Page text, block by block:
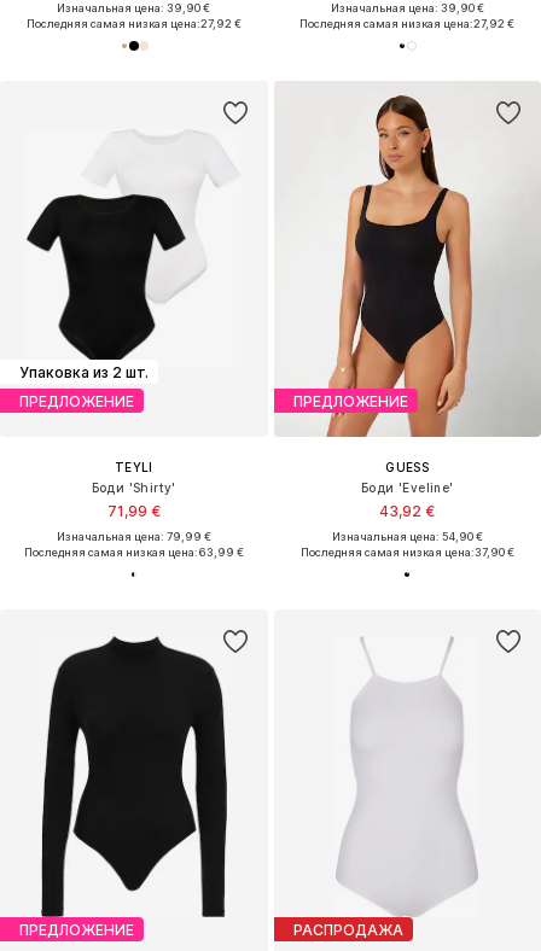
Изначальная цена: 39,90 €
Последняя самая низкая цена:27,92 €
Изначальная цена: 39,90 €
Последняя самая низкая цена:27,92 €
Упаковка из 2 шт.
ПРЕДЛОЖЕНИЕ
TEYLI
Боди 'Shirty'
71,99 €
Изначальная цена: 79,99 €
Последняя самая низкая цена:63,99 €
ПРЕДЛОЖЕНИЕ
GUESS
Боди 'Eveline'
43,92 €
Изначальная цена: 54,90 €
Последняя самая низкая цена:37,90 €
ПРЕДЛОЖЕНИЕ РАСПРОДАЖА